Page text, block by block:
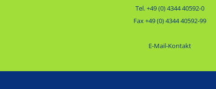
Tel. +49 (0) 4344 40592-0
Fax +49 (0) 4344 40592-99
E-Mail-Kontakt